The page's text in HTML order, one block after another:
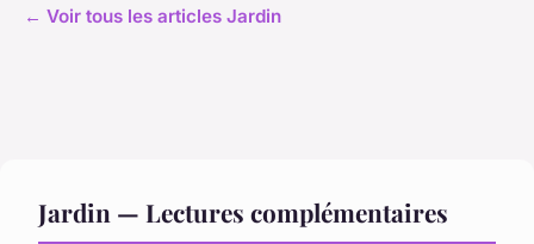
← Voir tous les articles Jardin
Jardin — Lectures complémentaires